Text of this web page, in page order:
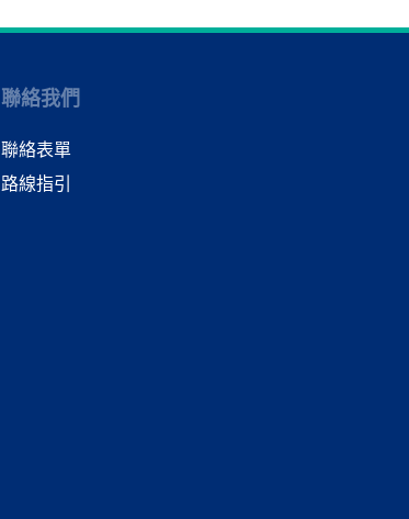
聯絡我們
聯絡表單
路線指引